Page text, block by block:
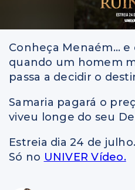
Conheça Menaém…
quando um homem
passa a decidir o
Samaria pagará o
viveu longe do seu
Estreia dia 24 de julho.
Só no UNIVER Vídeo.